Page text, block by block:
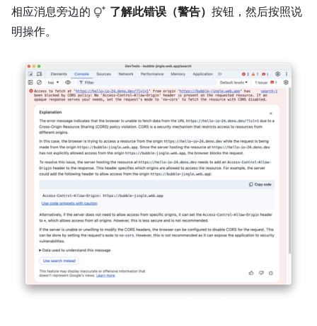
相应消息旁边的
了解此错误（警告）按钮，然后按照说
明操作。